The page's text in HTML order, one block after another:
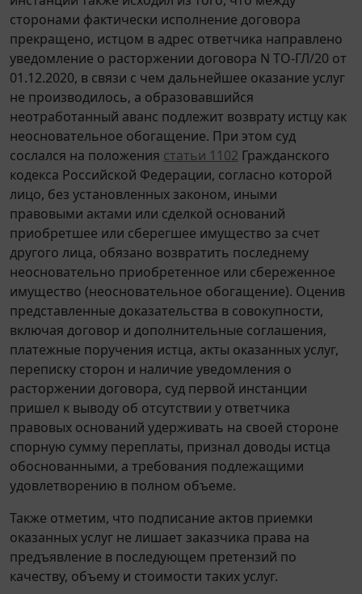
сторонами фактически исполнение договора
прекращено, истцом в адрес ответчика направлено
уведомление о расторжении договора N ТО-ГЛ/20 от
01.12.2020, в связи с чем дальнейшее оказание услуг
не производилось, а образовавшийся
неотработанный аванс подлежит возврату истцу как
неосновательное обогащение. При этом суд
сослался на положения статьи 1102 Гражданского
кодекса Российской Федерации, согласно которой
лицо, без установленных законом, иными
правовыми актами или сделкой оснований
приобретшее или сберегшее имущество за счет
другого лица, обязано возвратить последнему
неосновательно приобретенное или сбереженное
имущество (неосновательное обогащение). Оценив
представленные доказательства в совокупности,
включая договор и дополнительные соглашения,
платежные поручения истца, акты оказанных услуг,
переписку сторон и наличие уведомления о
расторжении договора, суд первой инстанции
пришел к выводу об отсутствии у ответчика
правовых оснований удерживать на своей стороне
спорную сумму переплаты, признал доводы истца
обоснованными, а требования подлежащими
удовлетворению в полном объеме.
Также отметим, что подписание актов приемки
оказанных услуг не лишает заказчика права на
предъявление в последующем претензий по
качеству, объему и стоимости таких услуг.